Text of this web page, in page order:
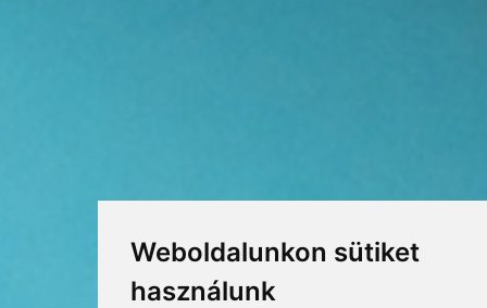
Weboldalunkon sütiket
használunk